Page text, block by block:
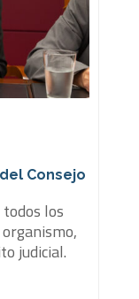
Consejo
los
judicial.